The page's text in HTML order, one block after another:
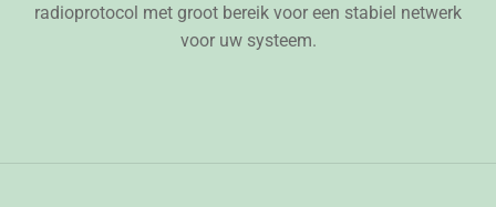
radioprotocol met groot bereik voor een stabiel netwerk
voor uw systeem.